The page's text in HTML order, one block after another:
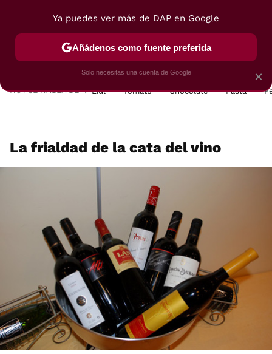
POSTRES VIAJES SELECCIÓN VEGUI
HOY SE HABLA DE Lidl Tomate Chocolate Pasta
La frialdad de la cata del vino
×
Ya puedes ver más de DAP en Google
Añádenos como fuente preferida
Solo necesitas una cuenta de Google